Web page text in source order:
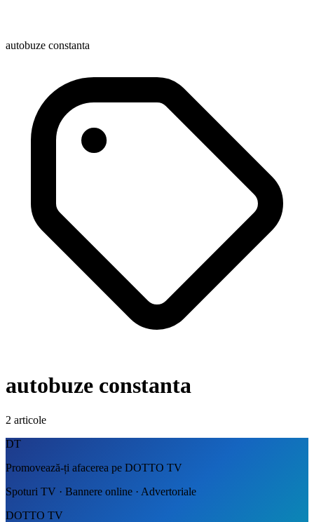
autobuze constanta
autobuze constanta
2 articole
DT
Promovează-ți afacerea pe DOTTO TV
Spoturi TV · Bannere online · Advertoriale
DOTTO TV